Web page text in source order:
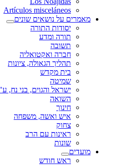
Artículos misceláneos
מאמרים על נושאים שונים
יסודות התורה
תורה ומדע
תשובה
חברה ואקטואליה
תהליך הגאולה, ציונות
בית מקדש
שמיטה
ישראל והגוים, בני נח,
השואה
חינוך
איש ואשה, משפחה
צחוק
ראינות עם הרב
שונות
מועדים
ראש חודש